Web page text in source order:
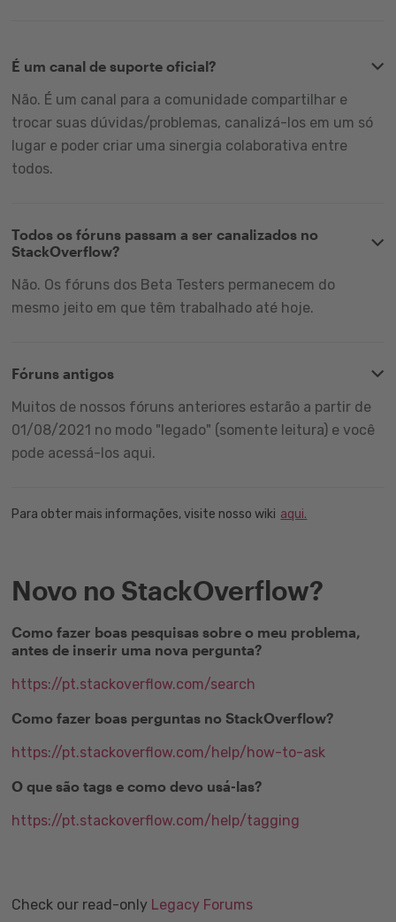
É um canal de suporte oficial?
Não. É um canal para a comunidade compartilhar e
trocar suas dúvidas/problemas, canalizá-los em um só
lugar e poder criar uma sinergia colaborativa entre
todos.
Todos os fóruns passam a ser canalizados no
StackOverflow?
Não. Os fóruns dos Beta Testers permanecem do
mesmo jeito em que têm trabalhado até hoje.
Fóruns antigos
Muitos de nossos fóruns anteriores estarão a partir de
01/08/2021 no modo "legado" (somente leitura) e você
pode acessá-los aqui.
Para obter mais informações, visite nosso wiki aqui.
Novo no StackOverflow?
Como fazer boas pesquisas sobre o meu problema,
antes de inserir uma nova pergunta?
https://pt.stackoverflow.com/search
Como fazer boas perguntas no StackOverflow?
https://pt.stackoverflow.com/help/how-to-ask
O que são tags e como devo usá-las?
https://pt.stackoverflow.com/help/tagging
Check our read-only Legacy Forums